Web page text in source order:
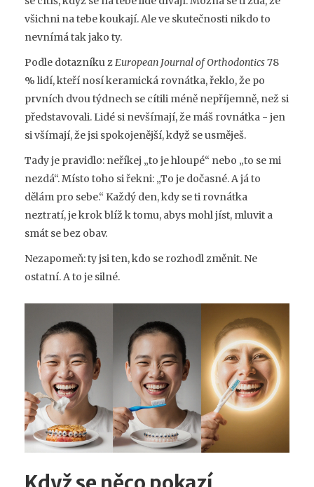
všichni na tebe koukají. Ale ve skutečnosti nikdo to
nevnímá tak jako ty.
Podle dotazníku zEuropean Journal of Orthodontics78
% lidí, kteří nosí keramická rovnátka, řeklo, že po
prvních dvou týdnech se cítili méně nepříjemně, než si
představovali. Lidé si nevšímají, že máš rovnátka - jen
si všímají, že jsi spokojenější, když se usměješ.
Tady je pravidlo: neříkej „to je hloupé“ nebo „to se mi
nezdá“. Místo toho si řekni: „To je dočasné. A já to
dělám pro sebe.“ Každý den, kdy se ti rovnátka
neztratí, je krok blíž k tomu, abys mohl jíst, mluvit a
smát se bez obav.
Nezapomeň: ty jsi ten, kdo se rozhodl změnit. Ne
ostatní. A to je silné.